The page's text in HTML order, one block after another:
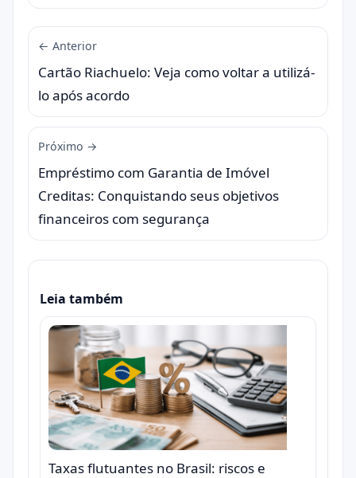
← Anterior
Cartão Riachuelo: Veja como voltar a utilizá-
lo após acordo
Próximo →
Empréstimo com Garantia de Imóvel
Creditas: Conquistando seus objetivos
financeiros com segurança
Leia também
Taxas flutuantes no Brasil: riscos e